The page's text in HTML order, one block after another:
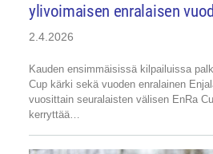
ylivoimaisen enralaisen
2.4.2026
Kauden ensimmäisissä kilpailuissa
Cup kärki sekä vuoden enralainen
vuosittain seuralaisten välisen EnRa
kerryttää…